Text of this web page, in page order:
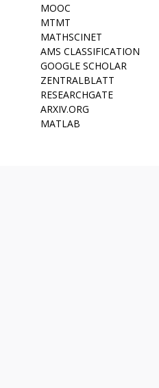
MOOC
MTMT
MATHSCINET
AMS CLASSIFICATION
GOOGLE SCHOLAR
ZENTRALBLATT
RESEARCHGATE
ARXIV.ORG
MATLAB